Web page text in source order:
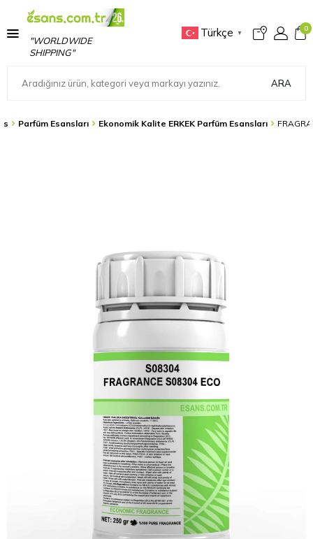
"WORLDWIDE
SHIPPING"
Türkçe ▼
0
ARA
Parfüm Esansları Ekonomik Kalite ERKEK Parfüm Esansları